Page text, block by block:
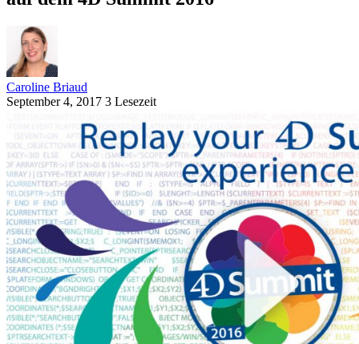
Caroline Briaud
September 4, 2017 3 Lesezeit